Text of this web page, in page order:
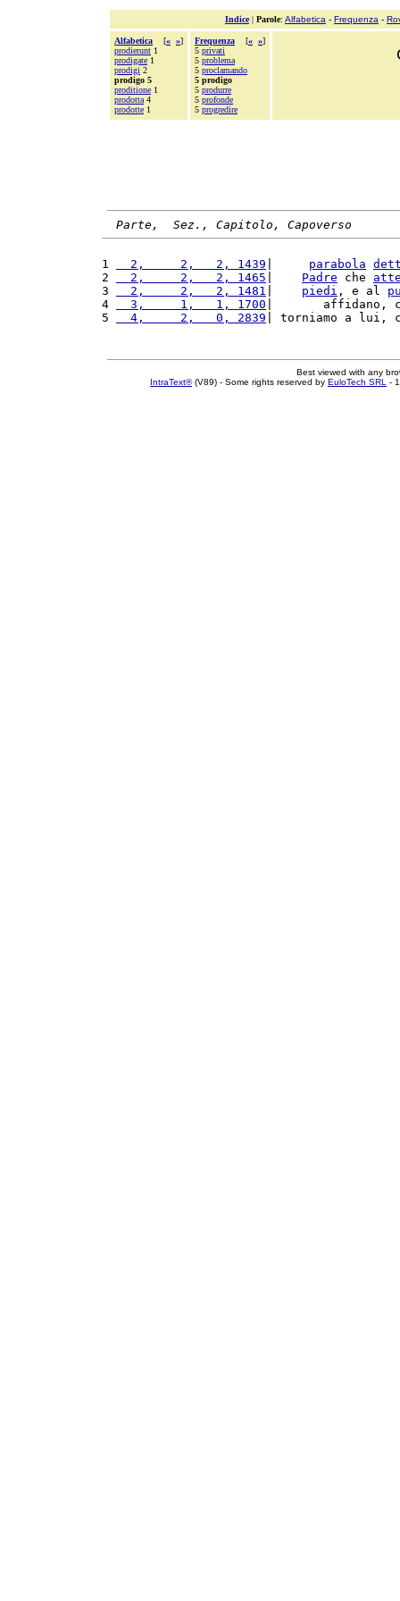
Indice| Parole: Alfabetica - Frequenza -
Alfabetica [« »]
prodierunt 1
prodigate 1
prodigi 2
prodigo 5
proditione 1
prodotta 4
prodotte 1
Frequenza [« »]
5 privati
5 problema
5 proclamando
5 prodigo
5 produrre
5 profonde
5 progredire
Parte,  Sez., Capitolo, Capoverso
1
  2,     2,   2, 1439
parabola
2
  2,     2,   2, 1465
Padre che
3
  2,     2,   2, 1481
piedi , e al
4
  3,     1,   1, 1700
|       affidano,
5
  4,     2,   0, 2839
| torniamo a lui,
Best viewed with any
IntraText®(V89) - Some rights reserved by EuloTech SRL -